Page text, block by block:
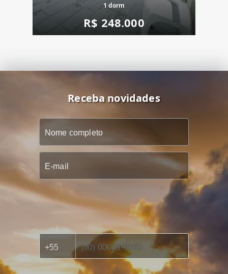
1 dorm
R$ 248.000
Receba novidades